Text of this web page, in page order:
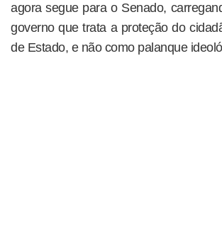
agora segue para o Senado,
governo que trata a proteção do
de Estado, e não como palanque